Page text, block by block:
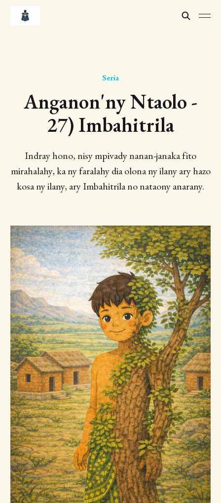
Seria
Anganon'ny Ntaolo -
27) Imbahitrila
Indray hono, nisy mpivady nanan-janaka fito
mirahalahy, ka ny faralahy dia olona ny ilany ary hazo
kosa ny ilany, ary Imbahitrila no nataony anarany.